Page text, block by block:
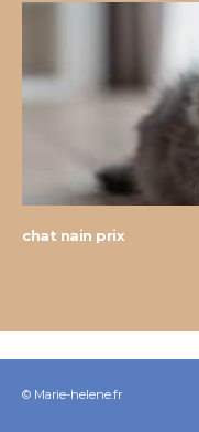
chat nain prix
© Marie-helene.fr